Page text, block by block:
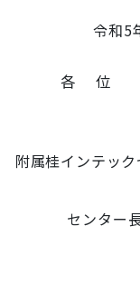
タ
成
令和5年
各 位
附属桂
センター長